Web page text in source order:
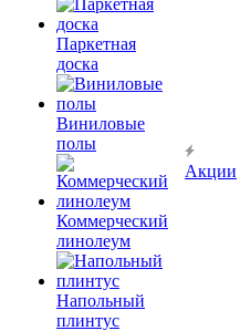
Паркетная
доска
Виниловые
полы
Коммерческий
линолеум
Напольный
плинтус
Акции